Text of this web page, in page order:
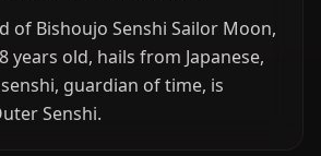
of Bishoujo Senshi Sailor Moon,
years old, hails from Japanese,
guardian of time, is
Senshi.